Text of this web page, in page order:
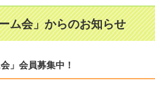
ム会」からのお知らせ
」会員募集中！